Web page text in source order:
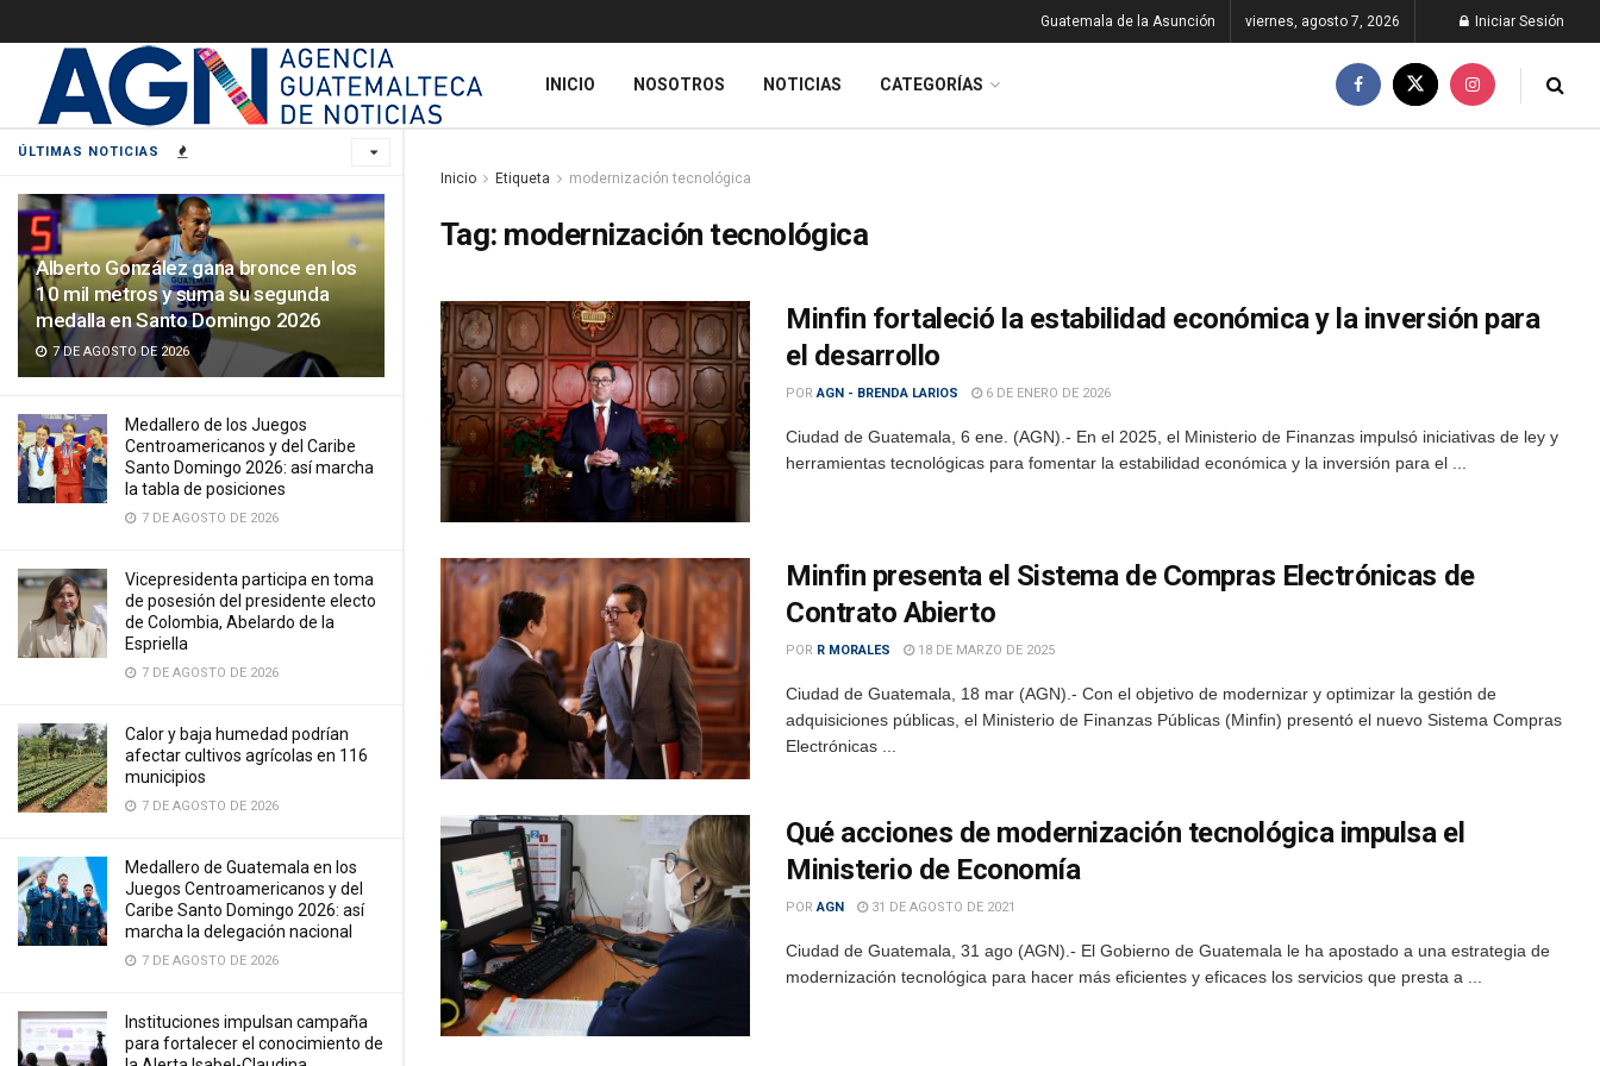
ÚLTIMAS NOTICIAS
Alberto González gana bronce en los
10 mil metros y suma su segunda
medalla en Santo Domingo 2026
7 DE AGOSTO DE 2026
Medallero de los Juegos
Centroamericanos y del Caribe
Santo Domingo 2026: así marcha
la tabla de posiciones
7 DE AGOSTO DE 2026
Vicepresidenta participa en toma
de posesión del presidente electo
de Colombia, Abelardo de la
Espriella
7 DE AGOSTO DE 2026
Calor y baja humedad podrían
afectar cultivos agrícolas en 116
municipios
7 DE AGOSTO DE 2026
Medallero de Guatemala en los
Juegos Centroamericanos y del
Caribe Santo Domingo 2026: así
marcha la delegación nacional
7 DE AGOSTO DE 2026
Instituciones impulsan campaña
para fortalecer el conocimiento de
Guatemala de la Asunción viernes, agosto 7, 2026 Iniciar Sesión
INICIO NOSOTROS NOTICIAS CATEGORÍAS
Inicio Etiqueta modernización tecnológica
Tag: modernización tecnológica
Minfin fortaleció la estabilidad económica y la inversión para
el desarrollo
POR AGN - BRENDA LARIOS 6 DE ENERO DE 2026
Ciudad de Guatemala, 6 ene. (AGN).- En el 2025, el Ministerio de Finanzas impulsó iniciativas de ley y
herramientas tecnológicas para fomentar la estabilidad económica y la inversión para el ...
Minfin presenta el Sistema de Compras Electrónicas de
Contrato Abierto
POR R MORALES 18 DE MARZO DE 2025
Ciudad de Guatemala, 18 mar (AGN).- Con el objetivo de modernizar y optimizar la gestión de
adquisiciones públicas, el Ministerio de Finanzas Públicas (Minfin) presentó el nuevo Sistema Compras
Electrónicas ...
Qué acciones de modernización tecnológica impulsa el
Ministerio de Economía
POR AGN 31 DE AGOSTO DE 2021
Ciudad de Guatemala, 31 ago (AGN).- El Gobierno de Guatemala le ha apostado a una estrategia de
modernización tecnológica para hacer más eficientes y eficaces los servicios que presta a ...